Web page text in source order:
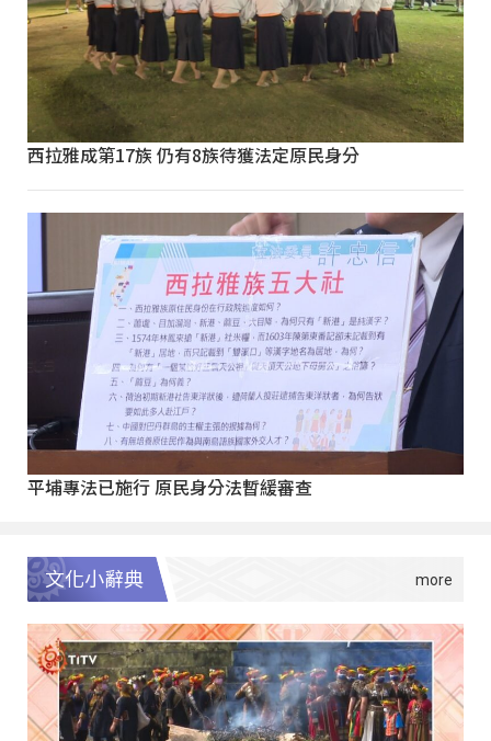
西拉雅成第17族 仍有8族待獲法定原民身分
平埔專法已施行 原民身分法暫緩審查
文化小辭典